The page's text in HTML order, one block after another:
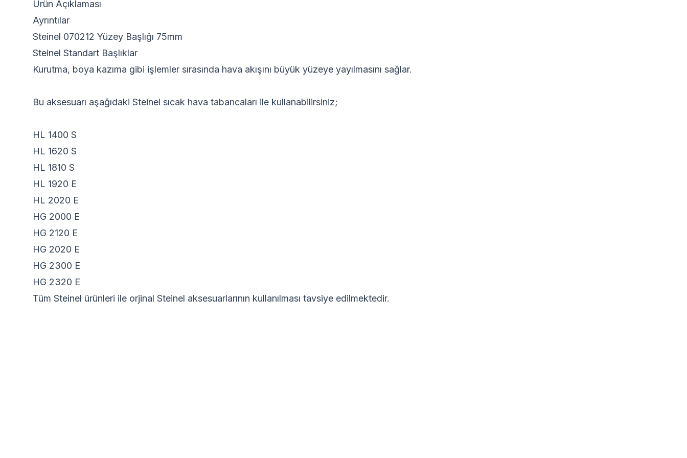
Ürün Açıklaması
Ayrıntılar
Steinel 070212 Yüzey Başlığı 75mm
Steinel Standart Başlıklar
Kurutma, boya kazıma gibi işlemler sırasında hava akışını büyük yüzeye yayılmasını sağlar.
Bu aksesuarı aşağıdaki Steinel sıcak hava tabancaları ile kullanabilirsiniz;
HL 1400 S
HL 1620 S
HL 1810 S
HL 1920 E
HL 2020 E
HG 2000 E
HG 2120 E
HG 2020 E
HG 2300 E
HG 2320 E
Tüm Steinel ürünleri ile orjinal Steinel aksesuarlarının kullanılması tavsiye edilmektedir.